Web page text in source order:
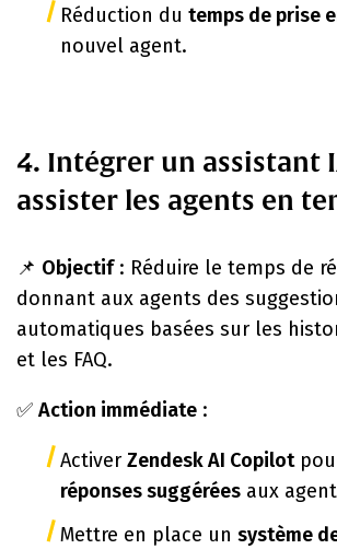
Réduction du temps de prise
nouvel agent.
4. Intégrer un assistant
assister les agents en
📌 Objectif: Réduire le temps de
donnant aux agents des
automatiques basées sur les
et les FAQ.
✅ Action immédiate :
Activer Zendesk AI Copilot
réponses suggérées aux
Mettre en place un système